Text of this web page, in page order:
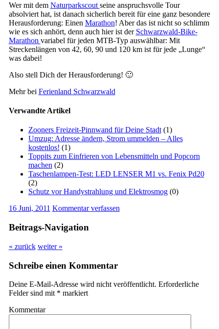
Wer mit dem Naturparkscout seine anspruchsvolle Tour
absolviert hat, ist danach sicherlich bereit für eine ganz besondere
Herausforderung: Einen Marathon! Aber das ist nicht so schlimm
wie es sich anhört, denn auch hier ist der Schwarzwald-Bike-
Marathon variabel für jeden MTB-Typ auswählbar: Mit
Streckenlängen von 42, 60, 90 und 120 km ist für jede „Lunge“
was dabei!
Also stell Dich der Herausforderung! 🙂
Mehr bei Ferienland Schwarzwald
Verwandte Artikel
Zooners Freizeit-Pinnwand für Deine Stadt(1)
Umzug: Adresse ändern, Strom ummelden – Alles
kostenlos! (1)
Toppits zum Einfrieren von Lebensmitteln und Popcorn
machen (2)
Taschenlampen-Test: LED LENSER M1 vs. Fenix Pd20
(2)
Schutz vor Handystrahlung und Elektrosmog(0)
16 Juni, 2011 Kommentar verfassen
Beitrags-Navigation
« zurück weiter »
Schreibe einen Kommentar
Deine E-Mail-Adresse wird nicht veröffentlicht. Erforderliche
Felder sind mit * markiert
Kommentar